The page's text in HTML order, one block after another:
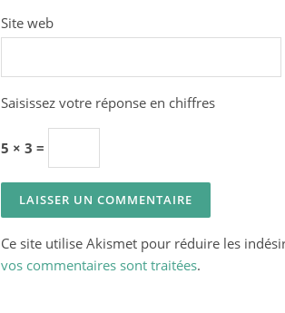
Site web
Saisissez votre réponse en chiffres
5 × 3 =
Ce site utilise Akismet pour réduire les
vos commentaires sont traitées.